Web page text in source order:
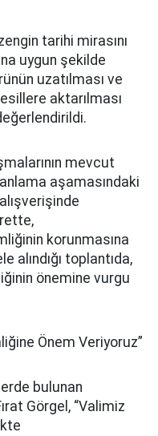
tarihi mirasını
uygun şekilde
uzatılması ve
aktarılması
mevcut
aşamasındaki
korunmasına
alındığı toplantıda,
önemine vurgu
Önem Veriyoruz”
bulunan
Görgel, “Valimiz